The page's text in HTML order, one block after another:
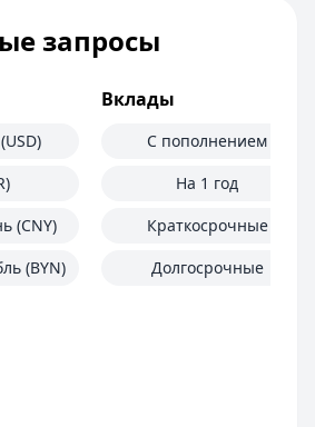
запросы
(CNY)
(BYN)
Вклады
С пополнением
На 1 год
Краткосрочные
Долгосрочные